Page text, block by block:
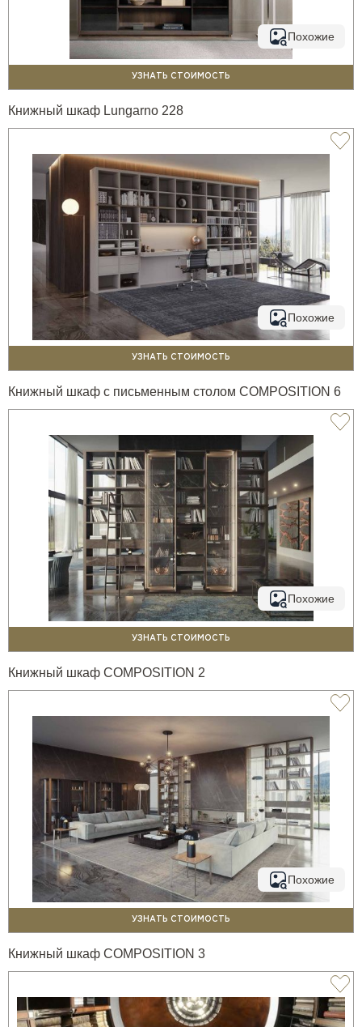
Похожие
УЗНАТЬ СТОИМОСТЬ
Книжный шкаф Lungarno 228
Похожие
УЗНАТЬ СТОИМОСТЬ
Книжный шкаф с письменным столом COMPOSITION 6
Похожие
УЗНАТЬ СТОИМОСТЬ
Книжный шкаф COMPOSITION 2
Похожие
УЗНАТЬ СТОИМОСТЬ
Книжный шкаф COMPOSITION 3